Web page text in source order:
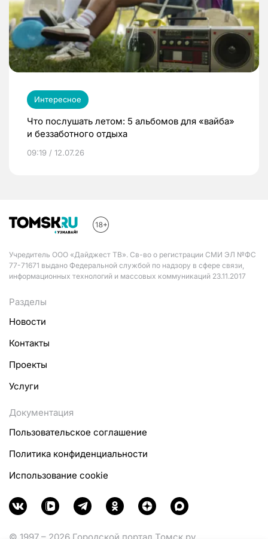
Интересное
Что послушать летом: 5 альбомов для «вайба»
и беззаботного отдыха
09:19 / 12.07.26
Учредитель ООО «Дайджест ТВ». Св-во о регистрации СМИ ЭЛ №ФС
77-71671 выдано Федеральной службой по надзору в сфере связи,
информационных технологий и массовых коммуникаций 23.11.2017
Разделы
Новости
Контакты
Проекты
Услуги
Документация
Пользовательское соглашение
Политика конфиденциальности
Использование cookie